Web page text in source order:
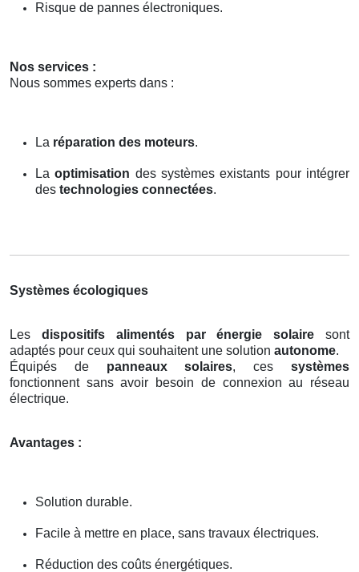
Risque de pannes électroniques.
Nos services :
Nous sommes experts dans :
La réparation des moteurs.
Laoptimisation des systèmes existants pour intégrer
des technologies connectées.
Systèmes écologiques
Les dispositifs alimentés par énergie solaire sont
adaptés pour ceux qui souhaitent une solution autonome.
Équipés de panneaux solaires, cessystèmes
fonctionnent sans avoir besoin de connexion au réseau
électrique.
Avantages :
Solution durable.
Facile à mettre en place, sans travaux électriques.
Réduction des coûts énergétiques.